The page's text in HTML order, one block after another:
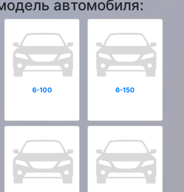
автомобиля:
6-100 6-150